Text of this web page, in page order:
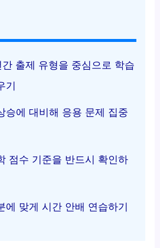
출제 유형을 중심으로 학습
기
승에 대비해 응용 문제 집중
점수 기준을 반드시 확인하
에 맞게 시간 안배 연습하기